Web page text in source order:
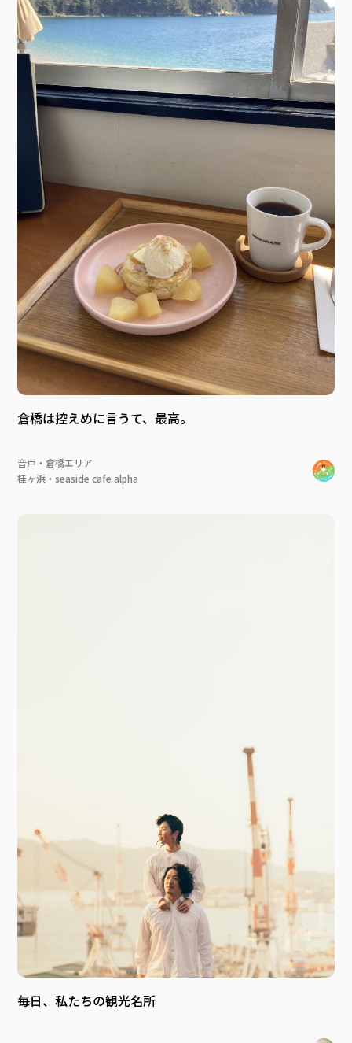
倉橋は控えめに言うて、最高。
音戸・倉橋エリア
桂ヶ浜・seaside cafe alpha
毎日、私たちの観光名所